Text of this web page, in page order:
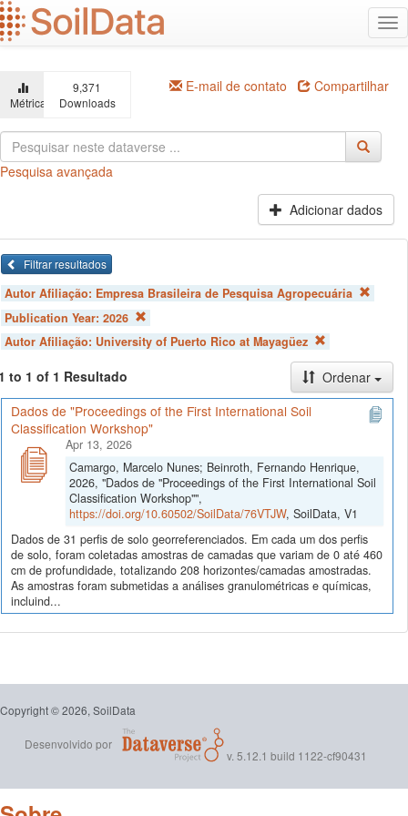
Ir
para
o
principal
Métricas
9,371
Downloads
E-mail de contato Compartilhar
Pesquisa avançada
Adicionar dados
Filtrar resultados
Autor Afiliação: Empresa Brasileira de Pesquisa Agropecuária
Publication Year: 2026
Autor Afiliação: University of Puerto Rico at Mayagüez
to 1 of 1 Resultado
Ordenar
Dados de "Proceedings of the First International Soil
Classification Workshop"
Apr 13, 2026
Camargo, Marcelo Nunes; Beinroth, Fernando Henrique,
2026, "Dados de "Proceedings of the First International Soil
Classification Workshop"",
https://doi.org/10.60502/SoilData/76VTJW, SoilData, V1
Dados de 31 perfis de solo georreferenciados. Em cada um dos perfis
de solo, foram coletadas amostras de camadas que variam de 0 até 460
cm de profundidade, totalizando 208 horizontes/camadas amostradas.
As amostras foram submetidas a análises granulométricas e químicas,
incluind...
Copyright © 2026, SoilData
Desenvolvido por
v. 5.12.1 build 1122-cf90431